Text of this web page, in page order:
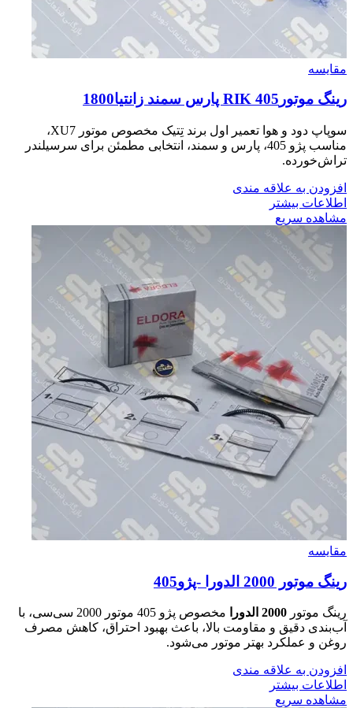
مقایسه
رينگ موتورRIK 405 پارس سمند زانتيا1800
سوپاپ دود و هوا تعمیر اول برند تِتیک مخصوص موتور XU7،
مناسب پژو 405، پارس و سمند، انتخابی مطمئن برای سرسیلندر
تراش‌خورده.
افزودن به علاقه مندی
اطلاعات بیشتر
مشاهده سریع
مقایسه
رينگ موتور 2000 الدورا -پژو405
رینگ موتور 2000 الدورا
مخصوص پژو 405 موتور 2000 سی‌سی، با
آب‌بندی دقیق و مقاومت بالا، باعث بهبود احتراق، کاهش مصرف
روغن و عملکرد بهتر موتور می‌شود.
افزودن به علاقه مندی
اطلاعات بیشتر
مشاهده سریع